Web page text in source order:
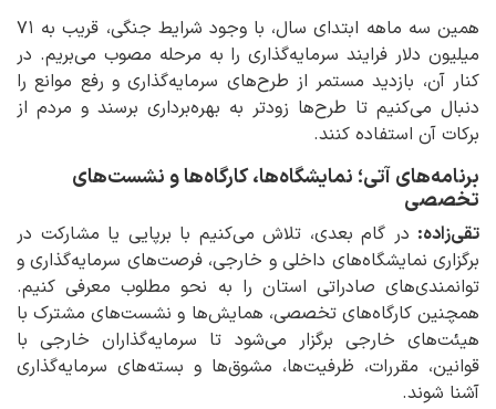
همین سه ماهه ابتدای سال، با وجود شرایط جنگی، قریب به ۷۱
میلیون دلار فرایند سرمایه‌گذاری را به مرحله مصوب می‌بریم. در
کنار آن، بازدید مستمر از طرح‌های سرمایه‌گذاری و رفع موانع را
دنبال می‌کنیم تا طرح‌ها زودتر به بهره‌برداری برسند و مردم از
برکات آن استفاده کنند.
برنامه‌های آتی؛ نمایشگاه‌ها، کارگاه‌ها و نشست‌های
تخصصی
تقی‌زاده: در گام بعدی، تلاش می‌کنیم با برپایی یا مشارکت در
برگزاری نمایشگاه‌های داخلی و خارجی، فرصت‌های سرمایه‌گذاری و
توانمندی‌های صادراتی استان را به نحو مطلوب معرفی کنیم.
همچنین کارگاه‌های تخصصی، همایش‌ها و نشست‌های مشترک با
هیئت‌های خارجی برگزار می‌شود تا سرمایه‌گذاران خارجی با
قوانین، مقررات، ظرفیت‌ها، مشوق‌ها و بسته‌های سرمایه‌گذاری
آشنا شوند.